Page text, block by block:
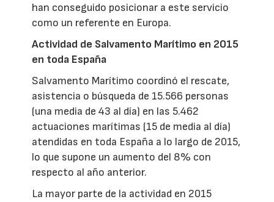
han conseguido posicionar a este servicio
como un referente en Europa.
Actividad de Salvamento Marítimo en 2015
en toda España
Salvamento Marítimo coordinó el rescate,
asistencia o búsqueda de 15.566 personas
(una media de 43 al día) en las 5.462
actuaciones marítimas (15 de media al día)
atendidas en toda España a lo largo de 2015,
lo que supone un aumento del 8% con
respecto al año anterior.
La mayor parte de la actividad en 2015